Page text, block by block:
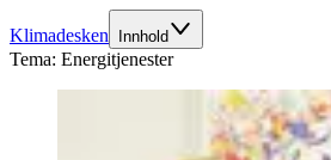
Klimadesken Innhold
Tema: Energitjenester